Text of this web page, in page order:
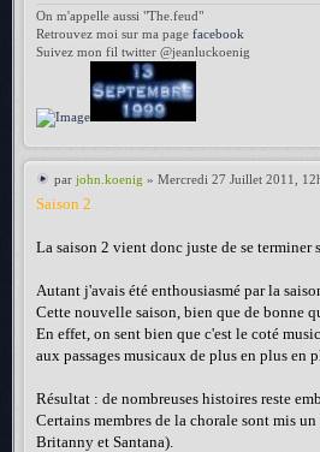
On m'appelle aussi "The.feud"
Retrouvez moi sur ma page facebook
Suivez mon fil twitter @jeanluckoenig
par john.koenig » Mercredi 27 Juillet 2011,
Saison 2
La saison 2 vient donc juste de se terminer
Autant j'avais été enthousiasmé par la
Cette nouvelle saison, bien que de bonne
En effet, on sent bien que c'est le coté
aux passages musicaux de plus en plus en
Résultat : de nombreuses histoires reste
Certains membres de la chorale sont mis
Britanny et Santana).